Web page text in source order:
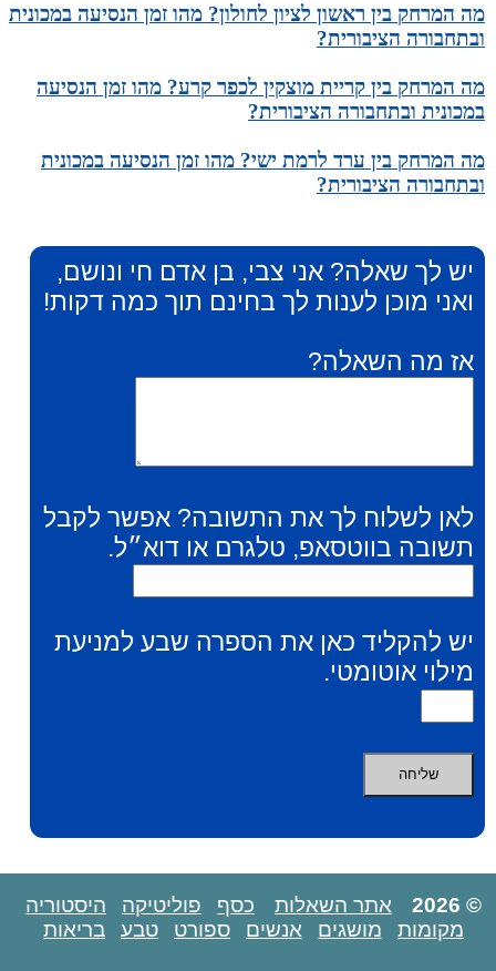
מה המרחק בין ראשון לציון לחולון? מהו זמן הנסיעה במכונית
ובתחבורה הציבורית?
מה המרחק בין קריית מוצקין לכפר קרע? מהו זמן הנסיעה
במכונית ובתחבורה הציבורית?
מה המרחק בין ערד לרמת ישי? מהו זמן הנסיעה במכונית
ובתחבורה הציבורית?
יש לך שאלה? אני צבי, בן אדם חי ונושם,
ואני מוכן לענות לך בחינם תוך כמה דקות!
אז מה השאלה?
לאן לשלוח לך את התשובה? אפשר לקבל
תשובה בווטסאפ, טלגרם או דוא״ל.
יש להקליד כאן את הספרה שבע למניעת
מילוי אוטומטי.
© 2026 אתר השאלות כסף פוליטיקה
היסטוריה
מקומות
מושגים אנשים ספורט טבע בריאות